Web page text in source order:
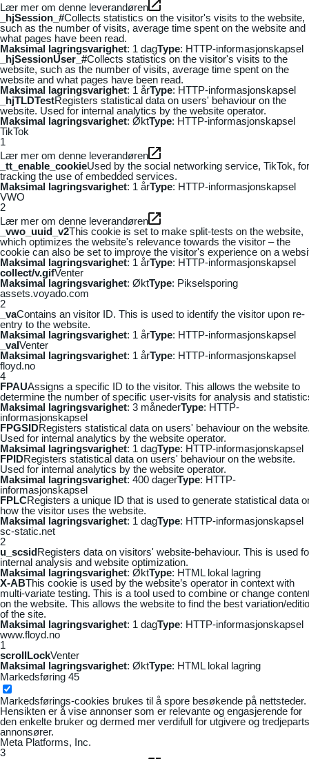
Lær mer om denne leverandøren
_hjSession_#Collects statistics on the visitor's visits to the website,
such as the number of visits, average time spent on the website and
what pages have been read.
Maksimal lagringsvarighet: 1 dagType: HTTP-informasjonskapsel
_hjSessionUser_#Collects statistics on the visitor's visits to the
website, such as the number of visits, average time spent on the
website and what pages have been read.
Maksimal lagringsvarighet: 1 årType: HTTP-informasjonskapsel
_hjTLDTestRegisters statistical data on users' behaviour on the
website. Used for internal analytics by the website operator.
Maksimal lagringsvarighet: ØktType: HTTP-informasjonskapsel
TikTok
1
Lær mer om denne leverandøren
_tt_enable_cookieUsed by the social networking service, TikTok, for
tracking the use of embedded services.
Maksimal lagringsvarighet: 1 årType: HTTP-informasjonskapsel
VWO
2
Lær mer om denne leverandøren
_vwo_uuid_v2This cookie is set to make split-tests on the website,
which optimizes the website's relevance towards the visitor – the
cookie can also be set to improve the visitor's experience on a
Maksimal lagringsvarighet: 1 årType: HTTP-informasjonskapsel
collect/v.gifVenter
Maksimal lagringsvarighet: ØktType: Pikselsporing
assets.voyado.com
2
_vaContains an visitor ID. This is used to identify the visitor upon re-
entry to the website.
Maksimal lagringsvarighet: 1 årType: HTTP-informasjonskapsel
_vaIVenter
Maksimal lagringsvarighet: 1 årType: HTTP-informasjonskapsel
floyd.no
4
FPAUAssigns a specific ID to the visitor. This allows the website to
determine the number of specific user-visits for analysis and
Maksimal lagringsvarighet: 3 månederType: HTTP-
informasjonskapsel
FPGSIDRegisters statistical data on users' behaviour on the
Used for internal analytics by the website operator.
Maksimal lagringsvarighet: 1 dagType: HTTP-informasjonskapsel
FPIDRegisters statistical data on users' behaviour on the website.
Used for internal analytics by the website operator.
Maksimal lagringsvarighet: 400 dagerType: HTTP-
informasjonskapsel
FPLCRegisters a unique ID that is used to generate statistical data
how the visitor uses the website.
Maksimal lagringsvarighet: 1 dagType: HTTP-informasjonskapsel
sc-static.net
2
u_scsidRegisters data on visitors' website-behaviour. This is used
internal analysis and website optimization.
Maksimal lagringsvarighet: ØktType: HTML lokal lagring
X-ABThis cookie is used by the website’s operator in context with
multi-variate testing. This is a tool used to combine or change
on the website. This allows the website to find the best variation/
of the site.
Maksimal lagringsvarighet: 1 dagType: HTTP-informasjonskapsel
www.floyd.no
1
scrollLockVenter
Maksimal lagringsvarighet: ØktType: HTML lokal lagring
Markedsføring 45
Markedsførings-cookies brukes til å spore besøkende på nettsteder.
Hensikten er å vise annonser som er relevante og engasjerende for
den enkelte bruker og dermed mer verdifull for utgivere og tredjeparts
annonsører.
Meta Platforms, Inc.
3